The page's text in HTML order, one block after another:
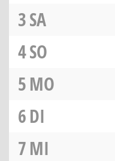
3SA
4SO
5MO
6DI
7MI